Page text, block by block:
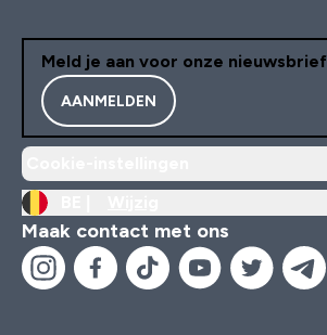
Meld je aan voor onze nieuwsbrief
AANMELDEN
Maak contact met ons